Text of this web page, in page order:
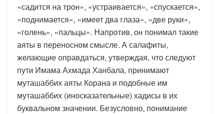
«садится на трон», «устраивается», «спускается»,
«поднимается», «имеет два глаза», «две руки»,
«голень», «пальцы». Напротив, он понимал такие
аяты в переносном смысле. А салафиты,
желающие оправдаться, утверждая, что следуют
пути Имама Ахмада Ханбала, принимают
муташаббих аяты Корана и подобные им
муташаббих (иносказательные) хадисы в их
буквальном значении. Безусловно, понимание